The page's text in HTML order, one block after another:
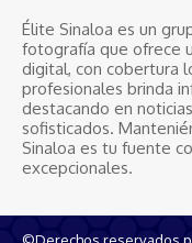
Élite Sinaloa es un
fotografía que ofrece
digital, con cobertura
profesionales brinda
destacando en
sofisticados.
Sinaloa es tu fuente
excepcionales.